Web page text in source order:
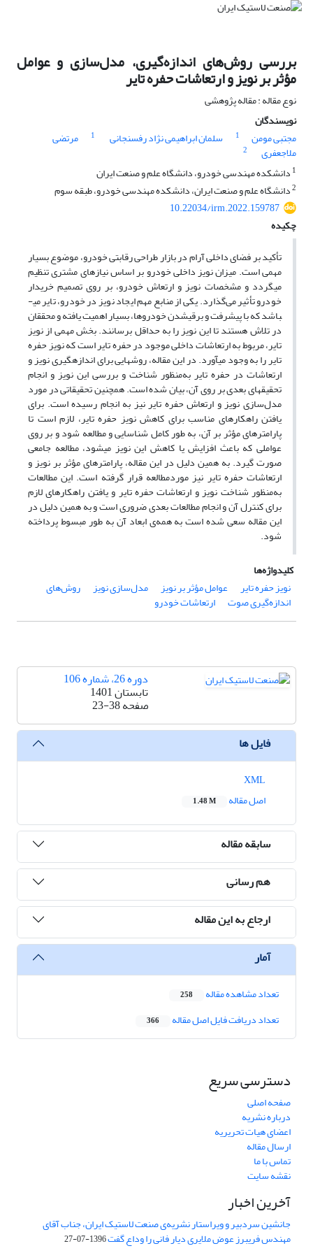
بررسی روش‌های اندازه‌گیری، مدل‌سازی و عوامل
مؤثر بر نویز و ارتعاشات حفره تایر
نوع مقاله : مقاله پژوهشی
نویسندگان
مجتبی مومن
1 سلمان ابراهیمی نژاد رفسنجانی 1 مرتضی
ملاجعفری
2
1 دانشکده مهندسی خودرو، دانشگاه علم و صنعت ایران
2دانشگاه علم و صنعت ایران، دانشکده مهندسی خودرو، طبقه سوم
10.22034/irm.2022.159787
چکیده
تأکید بر فضای داخلی آرام در بازار طراحی رقابتی خودرو، موضوع بسیار
مهمی است. میزان نویز داخلی خودرو بر اساس نیازهای مشتری تنظیم
می­گردد و مشخصات نویز و ارتعاش خودرو، بر روی تصمیم خریدار
خودرو تأثیر می‌گذارد. یکی از منابع مهم ایجاد نویز در خودرو، تایر می­
باشد که با پیشرفت و برقی­شدن خودروها، بسیار اهمیت یافته و محققان
در تلاش هستند تا این نویز را به حداقل برسانند. بخش مهمی از نویز
تایر، مربوط به ارتعاشات داخلی موجود در حفره تایر است که نویز حفره
تایر را به وجود می­آورد. در این مقاله، روش­هایی برای اندازه­گیری نویز و
ارتعاشات در حفره تایر به‌منظور شناخت و بررسی این نویز و انجام
تحقیق­های بعدی بر روی آن، بیان شده است. همچنین تحقیقاتی در مورد
مدل‌سازی نویز و ارتعاش حفره تایر نیز به انجام رسیده است. برای
یافتن راهکارهای مناسب برای کاهش نویز حفره تایر، لازم است تا
پارامترهای مؤثر بر آن، به طور کامل شناسایی و مطالعه شود و بر روی
عواملی که باعث افزایش یا کاهش این نویز می­شود، مطالعه جامعی
صورت گیرد. به همین دلیل در این مقاله، پارامترهای مؤثر بر نویز و
ارتعاشات حفره تایر نیز موردمطالعه قرار گرفته است. این مطالعات
به‌منظور شناخت نویز و ارتعاشات حفره تایر و یافتن راهکارهای لازم
برای کنترل آن و انجام مطالعات بعدی ضروری است و به همین دلیل در
این مقاله سعی شده است به همه‌ی ابعاد آن به طور مبسوط پرداخته
شود.
کلیدواژه‌ها
نویز حفره تایر
عوامل مؤثر بر نویز مدل‌سازی نویز روش‌های
اندازه‌گیری صوت ارتعاشات خودرو
دوره 26، شماره 106
تابستان 1401
صفحه23-38
فایل ها
اصل مقاله
1.48 M
سابقه مقاله
هم رسانی
ارجاع به این مقاله
آمار
تعداد مشاهده مقاله 258
تعداد دریافت فایل اصل مقاله 366
دسترسی سریع
صفحه اصلی
درباره نشریه
اعضای هیات تحریریه
ارسال مقاله
تماس با ما
نقشه سایت
آخرین اخبار
جانشین سردبیر و ویراستار نشریه‌ی صنعت لاستیک ایران، جناب آقای
مهندس فریبرز عوض ملایری دیار فانی را وداع گفت1396-07-27